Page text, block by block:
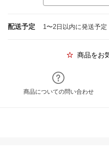
配送予定 1〜2日以内に発送予定
商品をお
商品についての問い合わせ